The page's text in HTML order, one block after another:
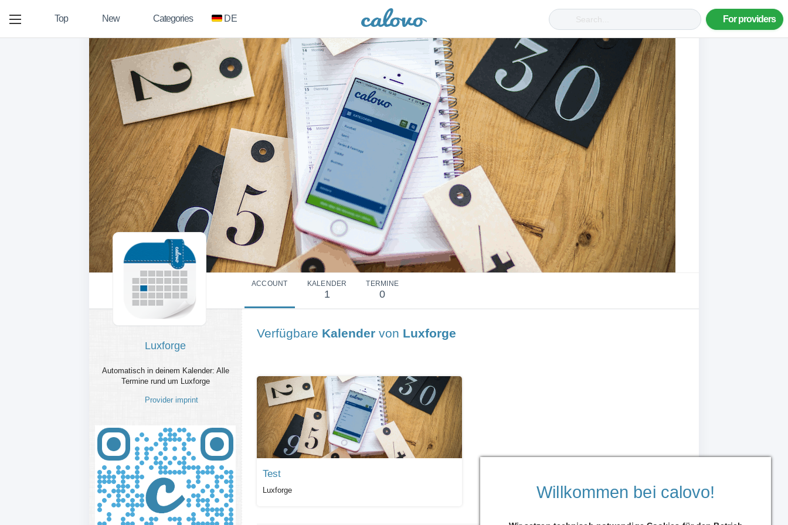
Top New Categories DE For providers
ACCOUNT KALENDER
1
TERMINE
0
Luxforge
Automatisch in deinem Kalender: Alle
Termine rund um Luxforge
Provider imprint
Verfügbare Kalender von Luxforge
Test
Luxforge Willkommen bei calovo!